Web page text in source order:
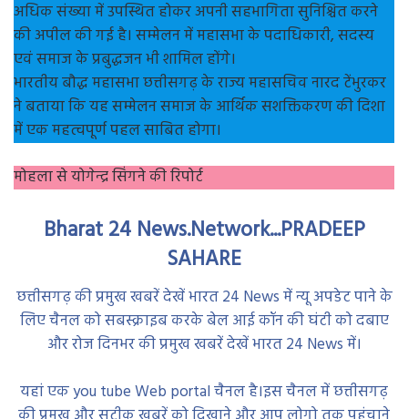
अधिक संख्या में उपस्थित होकर अपनी सहभागिता सुनिश्चित करने
की अपील की गई है। सम्मेलन में महासभा के पदाधिकारी, सदस्य
एवं समाज के प्रबुद्धजन भी शामिल होंगे।
भारतीय बौद्ध महासभा छत्तीसगढ़ के राज्य महासचिव नारद टेंभुरकर
ने बताया कि यह सम्मेलन समाज के आर्थिक सशक्तिकरण की दिशा
में एक महत्वपूर्ण पहल साबित होगा।
मोहला से योगेन्द्र सिंगने की रिपोर्ट
Bharat 24 News.Network...PRADEEP
SAHARE
छत्तीसगढ़ की प्रमुख खबरें देखें भारत 24 News में न्यू अपडेट पाने के
लिए चैनल को सबस्क्राइब करके बेल आई कॉन की घंटी को दबाए
और रोज दिनभर की प्रमुख खबरें देखें भारत 24 News में।
यहां एक you tube Web portal चैनल है।इस चैनल में छत्तीसगढ़